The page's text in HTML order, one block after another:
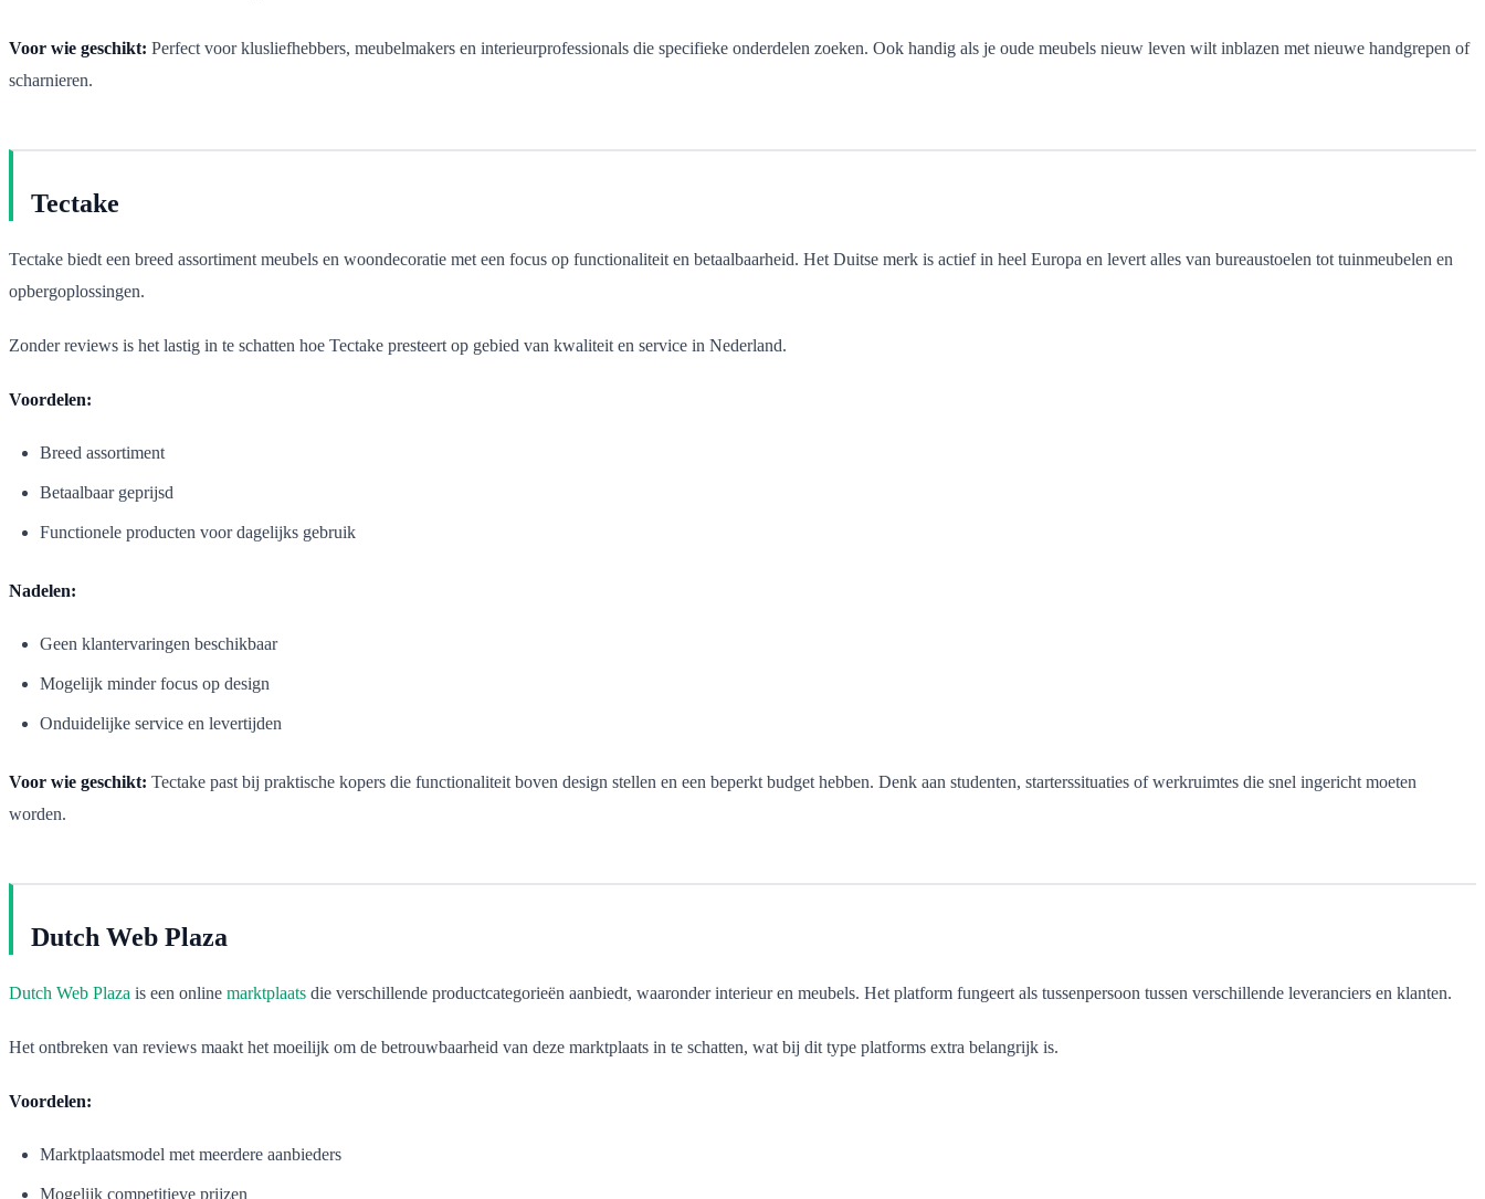
Voor wie geschikt: Perfect voor klusliefhebbers, meubelmakers en interieurprofessionals die specifieke onderdelen zoeken. Ook handig als je oude meubels nieuw leven wilt inblazen met nieuwe handgrepen of
scharnieren.
Tectake
Tectake biedt een breed assortiment meubels en woondecoratie met een focus op functionaliteit en betaalbaarheid. Het Duitse merk is actief in heel Europa en levert alles van bureaustoelen tot tuinmeubelen en
opbergoplossingen.
Zonder reviews is het lastig in te schatten hoe Tectake presteert op gebied van kwaliteit en service in Nederland.
Voordelen:
Breed assortiment
Betaalbaar geprijsd
Functionele producten voor dagelijks gebruik
Nadelen:
Geen klantervaringen beschikbaar
Mogelijk minder focus op design
Onduidelijke service en levertijden
Voor wie geschikt: Tectake past bij praktische kopers die functionaliteit boven design stellen en een beperkt budget hebben. Denk aan studenten, starterssituaties of werkruimtes die snel ingericht moeten
worden.
Dutch Web Plaza
Dutch Web Plaza is een online marktplaats die verschillende productcategorieën aanbiedt, waaronder interieur en meubels. Het platform fungeert als tussenpersoon tussen verschillende leveranciers en klanten.
Het ontbreken van reviews maakt het moeilijk om de betrouwbaarheid van deze marktplaats in te schatten, wat bij dit type platforms extra belangrijk is.
Voordelen:
Marktplaatsmodel met meerdere aanbieders
Mogelijk competitieve prijzen